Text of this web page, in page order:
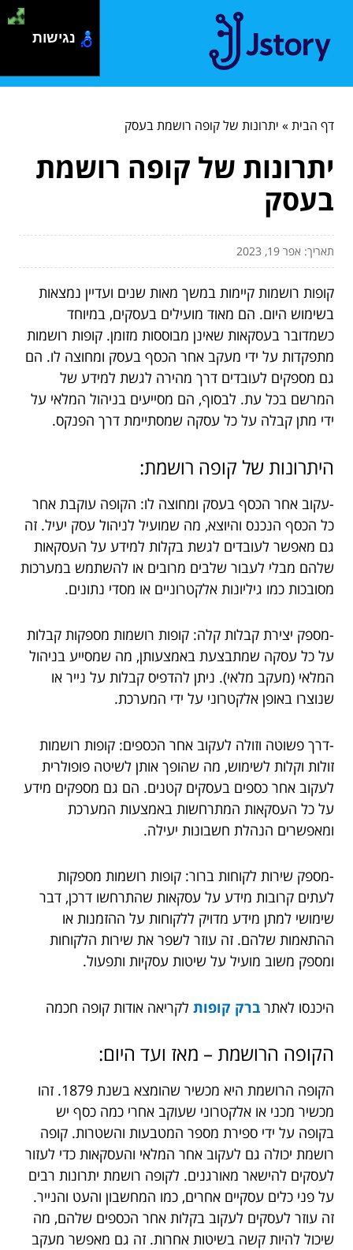
דף הבית» יתרונות של קופה רושמת בעסק
יתרונות של קופה רושמת
בעסק
תאריך: אפר 19, 2023
קופות רושמות קיימות במשך מאות שנים ועדיין נמצאות
בשימוש היום. הם מאוד מועילים בעסקים, במיוחד
כשמדובר בעסקאות שאינן מבוססות מזומן. קופות רושמות
מתפקדות על ידי מעקב אחר הכסף בעסק ומחוצה לו. הם
גם מספקים לעובדים דרך מהירה לגשת למידע של
המרשם בכל עת. לבסוף, הם מסייעים בניהול המלאי על
ידי מתן קבלה על כל עסקה שמסתיימת דרך הפנקס.
היתרונות של קופה רושמת:
-עקוב אחר הכסף בעסק ומחוצה לו: הקופה עוקבת אחר
כל הכסף הנכנס והיוצא, מה שמועיל לניהול עסק יעיל. זה
גם מאפשר לעובדים לגשת בקלות למידע על העסקאות
שלהם מבלי לעבור שלבים מרובים או להשתמש במערכות
מסובכות כמו גיליונות אלקטרוניים או מסדי נתונים.
-מספק יצירת קבלות קלה: קופות רושמות מספקות קבלות
על כל עסקה שמתבצעת באמצעותן, מה שמסייע בניהול
המלאי (מעקב מלאי). ניתן להדפיס קבלות על נייר או
שנוצרו באופן אלקטרוני על ידי המערכת.
-דרך פשוטה וזולה לעקוב אחר הכספים: קופות רושמות
זולות וקלות לשימוש, מה שהופך אותן לשיטה פופולרית
לעקוב אחר כספים בעסקים קטנים. הם גם מספקים מידע
על כל העסקאות המתרחשות באמצעות המערכת
ומאפשרים הנהלת חשבונות יעילה.
-מספק שירות לקוחות ברור: קופות רושמות מספקות
לעתים קרובות מידע על עסקאות שהתרחשו דרכן, דבר
שימושי למתן מידע מדויק ללקוחות על ההזמנות או
ההתאמות שלהם. זה עוזר לשפר את שירות הלקוחות
ומספק משוב מועיל על שיטות עסקיות ותפעול.
היכנסו לאתר ברק קופות לקריאה אודות קופה חכמה
הקופה הרושמת – מאז ועד היום:
הקופה הרושמת היא מכשיר שהומצא בשנת 1879. זהו
מכשיר מכני או אלקטרוני שעוקב אחרי כמה כסף יש
בקופה על ידי ספירת מספר המטבעות והשטרות. קופה
רושמת יכולה גם לעקוב אחר המלאי והעסקאות כדי לעזור
לעסקים להישאר מאורגנים. לקופה רושמת יתרונות רבים
על פני כלים עסקיים אחרים, כמו המחשבון והעט והנייר.
זה עוזר לעסקים לעקוב בקלות אחר הכספים שלהם, מה
שיכול להיות קשה בשיטות אחרות. זה גם מאפשר מעקב
נגישות